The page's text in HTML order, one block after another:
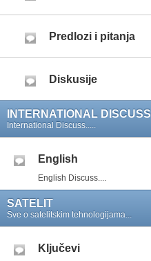
Predlozi i pitanja
Diskusije
INTERNATIONAL DISCUSS
International Discuss.....
English
English Discuss....
SATELIT
Sve o satelitskim tehnologijama...
Ključevi